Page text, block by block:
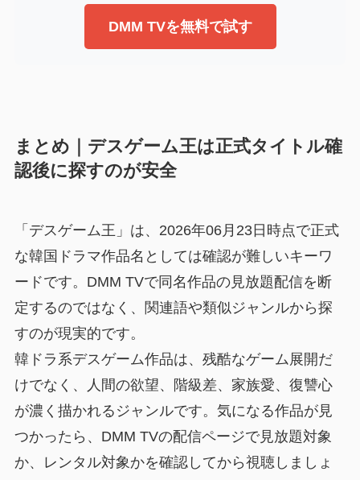
DMM TVを無料で試す
まとめ｜デスゲーム王は正式タイトル確
認後に探すのが安全
「デスゲーム王」は、2026年06月23日時点で正式
な韓国ドラマ作品名としては確認が難しいキーワ
ードです。DMM TVで同名作品の見放題配信を断
定するのではなく、関連語や類似ジャンルから探
すのが現実的です。
韓ドラ系デスゲーム作品は、残酷なゲーム展開だ
けでなく、人間の欲望、階級差、家族愛、復讐心
が濃く描かれるジャンルです。気になる作品が見
つかったら、DMM TVの配信ページで見放題対象
か、レンタル対象かを確認してから視聴しましょ